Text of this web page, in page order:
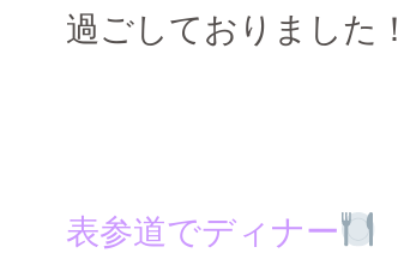
過ごしておりました！
表参道でディナー